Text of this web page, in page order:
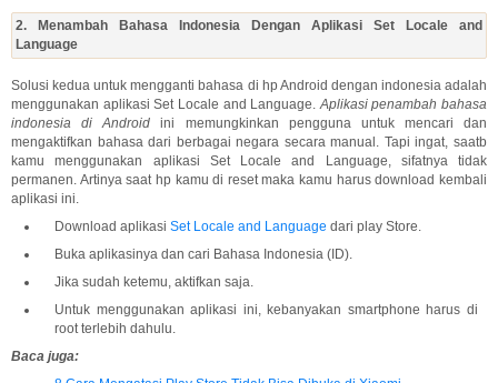
2. Menambah Bahasa Indonesia Dengan Aplikasi Set Locale and
Language
Solusi kedua untuk mengganti bahasa di hp Android dengan indonesia adalah
menggunakan aplikasi Set Locale and Language.Aplikasi penambah bahasa
indonesia di Android ini memungkinkan pengguna untuk mencari dan
mengaktifkan bahasa dari berbagai negara secara manual. Tapi ingat, saatb
kamu menggunakan aplikasi Set Locale and Language, sifatnya tidak
permanen. Artinya saat hp kamu di reset maka kamu harus download kembali
aplikasi ini.
Download aplikasi Set Locale and Language dari play Store.
Buka aplikasinya dan cari Bahasa Indonesia (ID).
Jika sudah ketemu, aktifkan saja.
Untuk menggunakan aplikasi ini, kebanyakan smartphone harus di
root terlebih dahulu.
Baca juga: